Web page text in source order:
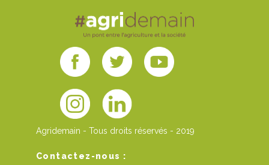
Agridemain - Tous droits réservés - 2019
Contactez-nous :